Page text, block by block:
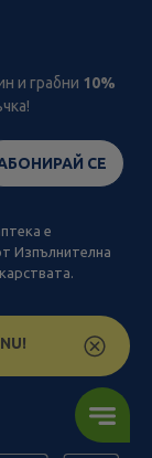
и грабни 10%
СЕ
е
Изпълнителна